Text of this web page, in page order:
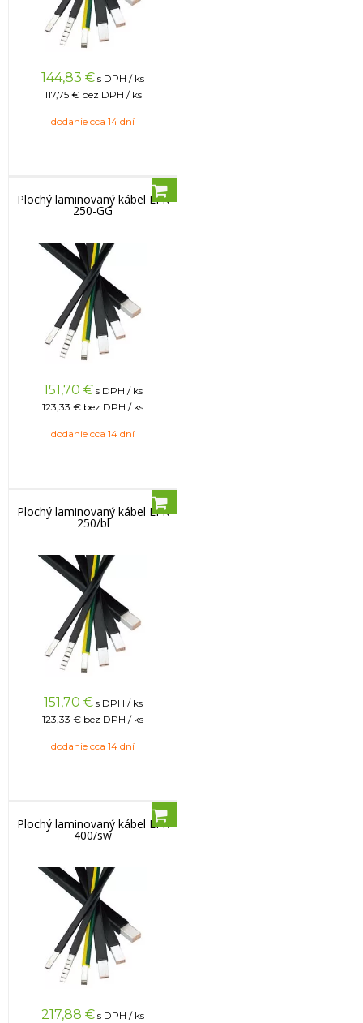
144,83 € s DPH / ks
117,75 € bez DPH / ks
dodanie cca 14 dní
Plochý laminovaný kábel LFK
250-GG
151,70 € s DPH / ks
123,33 € bez DPH / ks
dodanie cca 14 dní
Plochý laminovaný kábel LFK
250/bl
151,70 € s DPH / ks
123,33 € bez DPH / ks
dodanie cca 14 dní
Plochý laminovaný kábel LFK
400/sw
217,88 € s DPH / ks